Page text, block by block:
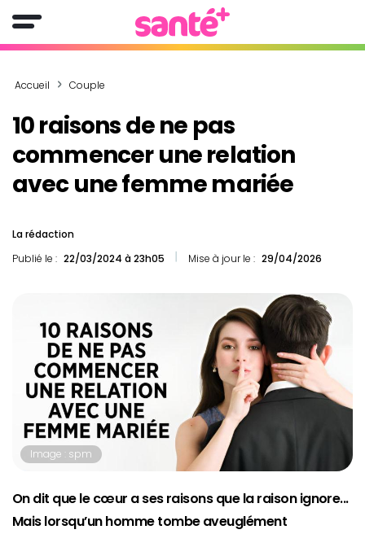
Accueil Couple
10 raisons de ne pas
commencer une relation
avec une femme mariée
La rédaction
Publié le : 22/03/2024 à 23h05 Mise à jour le : 29/04/2026
Image : spm
On dit que le cœur a ses raisons que la raison ignore...
Mais lorsqu’un homme tombe aveuglément